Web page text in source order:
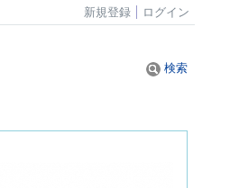
新規登録 ログイン
検索